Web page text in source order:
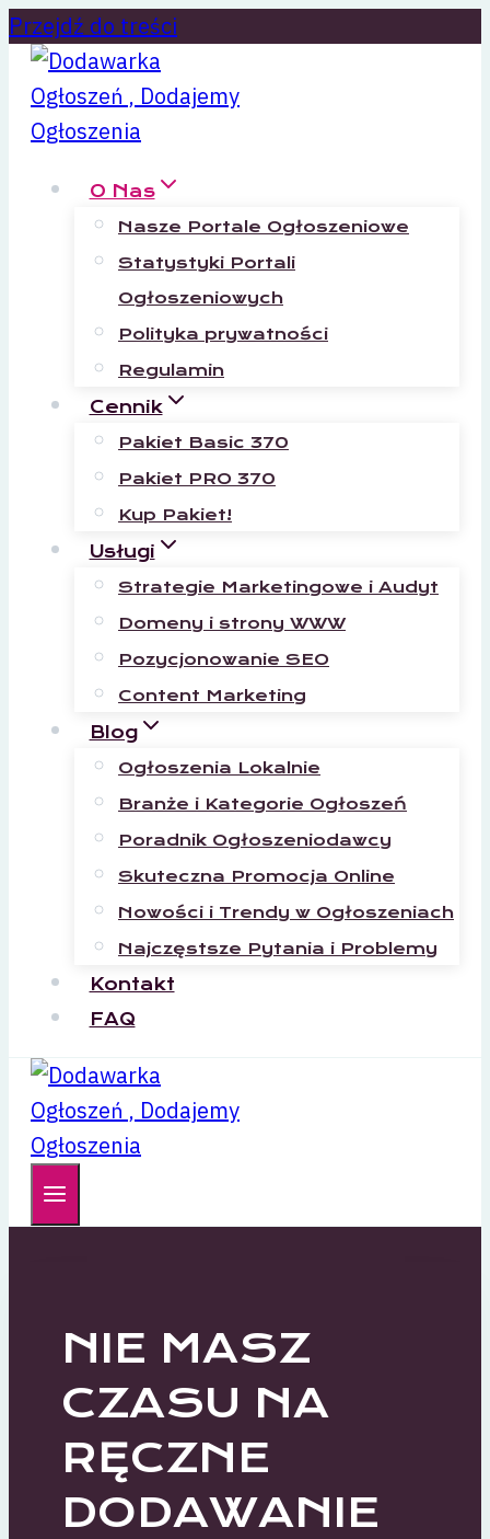
Przejdź do treści
O Nas
Nasze Portale Ogłoszeniowe
Statystyki Portali
Ogłoszeniowych
Polityka prywatności
Regulamin
Cennik
Pakiet Basic 370
Pakiet PRO 370
Kup Pakiet!
Usługi
Strategie Marketingowe i Audyt
Domeny i strony WWW
Pozycjonowanie SEO
Content Marketing
Blog
Ogłoszenia Lokalnie
Branże i Kategorie Ogłoszeń
Poradnik Ogłoszeniodawcy
Skuteczna Promocja Online
Nowości i Trendy w Ogłoszeniach
Najczęstsze Pytania i Problemy
Kontakt
FAQ
NIE MASZ
CZASU NA
RĘCZNE
DODAWANIE